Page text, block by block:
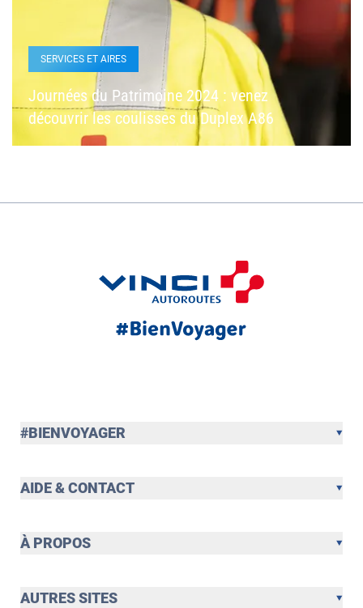
SERVICES ET AIRES
Journées du Patrimoine 2024 : venez
découvrir les coulisses du Duplex A86
#BIENVOYAGER
AIDE & CONTACT
À PROPOS
AUTRES SITES